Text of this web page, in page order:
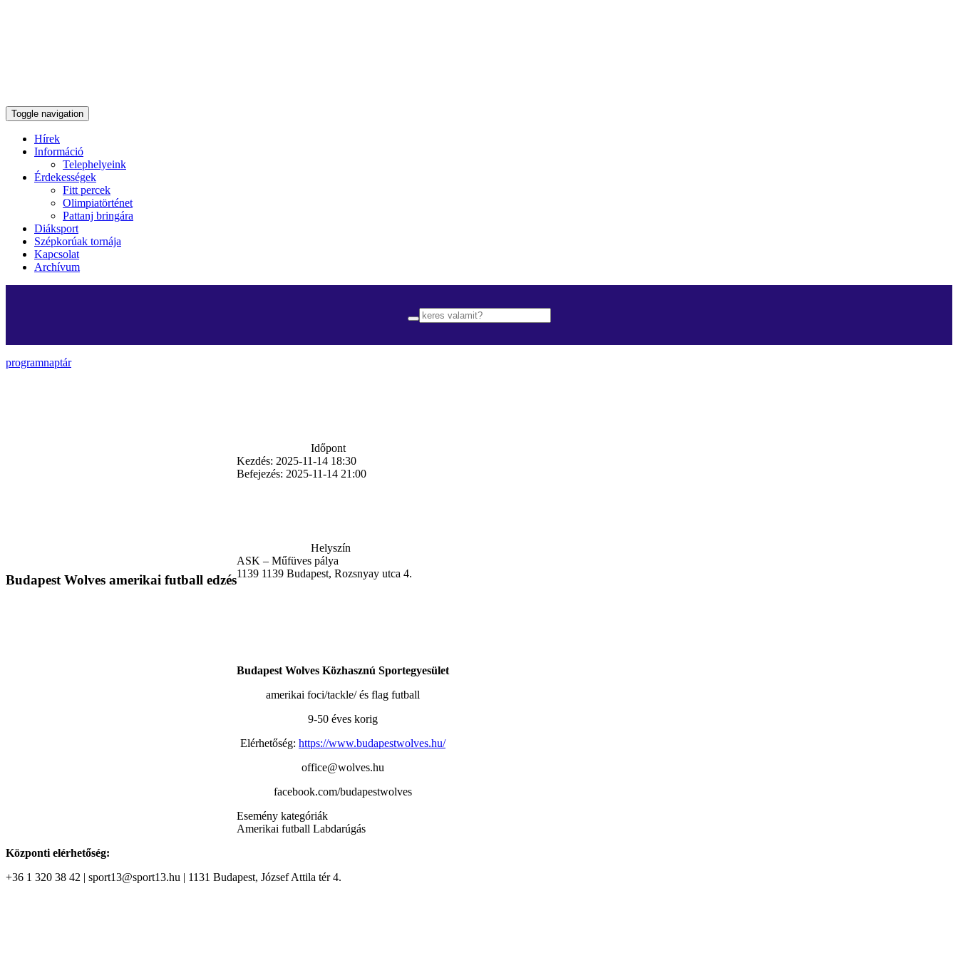
Toggle navigation
Hírek
Információ
Telephelyeink
Érdekességek
Fitt percek
Olimpiatörténet
Pattanj bringára
Diáksport
Szépkorúak tornája
Kapcsolat
Archívum
programnaptár
Budapest Wolves amerikai futball edzés
Időpont
Kezdés: 2025-11-14 18:30
Befejezés: 2025-11-14 21:00
Helyszín
ASK – Műfüves pálya
1139 1139 Budapest, Rozsnyay utca 4.
Budapest Wolves Közhasznú Sportegyesület
amerikai foci/tackle/ és flag futball
9-50 éves korig
Elérhetőség: https://www.budapestwolves.hu/
office@wolves.hu
facebook.com/budapestwolves
Esemény kategóriák
Amerikai futball Labdarúgás
Központi elérhetőség:
+36 1 320 38 42 | sport13@sport13.hu | 1131 Budapest, József Attila tér 4.